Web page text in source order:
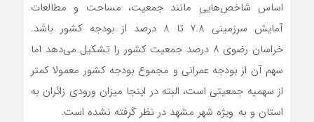
اساس شاخص‌هایی مانند جمعیت، مساحت و مطالعات
آمایش سرزمینی 7.8 تا 8 درصد از بودجه کشور باشد.
خراسان رضوی ۸ درصد جمعیت کشور را تشکیل می‌دهد اما
سهم آن از بودجه عمرانی و مجموع بودجه کشور معمولا کمتر
از سهمیه جمعیتی است، البته در اینجا میزان ورودی زائران به
استان و به ویژه شهر مشهد در نظر گرفته نشده است.